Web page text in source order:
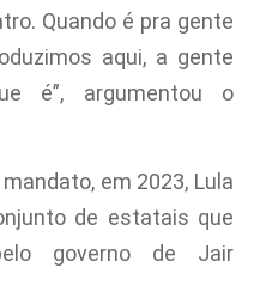
Quando é pra gente
aqui, a gente
é”, argumentou o
em 2023, Lula
de estatais que
governo de Jair